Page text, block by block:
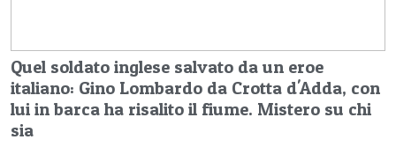
Quel soldato inglese salvato da un eroe
italiano: Gino Lombardo da Crotta d'Adda, con
lui in barca ha risalito il fiume. Mistero su chi
sia